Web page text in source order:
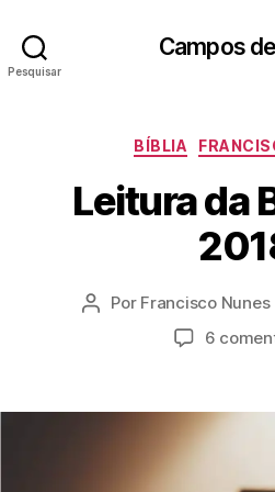
Pesquisar
Campos
C
t
e
g
o
i
a
BÍBLIA
Leitura da
A Por Francisco Nunes
6